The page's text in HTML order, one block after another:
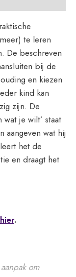
te leren
De beschreven
bij de
en kiezen
kind kan
zijn. De
je wilt’ staat
aangeven wat hij
het de
en draagt het
hier.
om